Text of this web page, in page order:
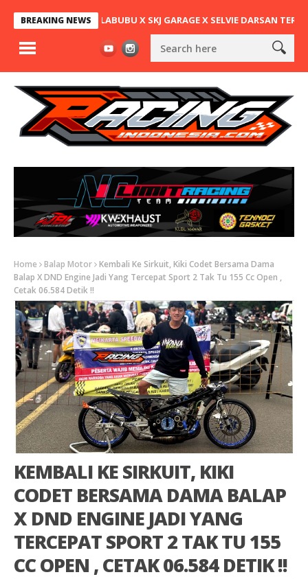
BREAKING NEWS
MOTOR X LABUBU X SKJ GARAGE X SELVIE DARSAN TERCEPAT
Home Balap Motor Kembali Ke Sirkuit, Kiki Codet Bersama Dama
Balap X DND Engine Jadi Yang Tercepat Sport 2 Tak Tu 155 Cc Open ,
Cetak 06.584 Detik !!
KEMBALI KE SIRKUIT, KIKI
CODET BERSAMA DAMA BALAP
X DND ENGINE JADI YANG
TERCEPAT SPORT 2 TAK TU 155
CC OPEN , CETAK 06.584 DETIK !!